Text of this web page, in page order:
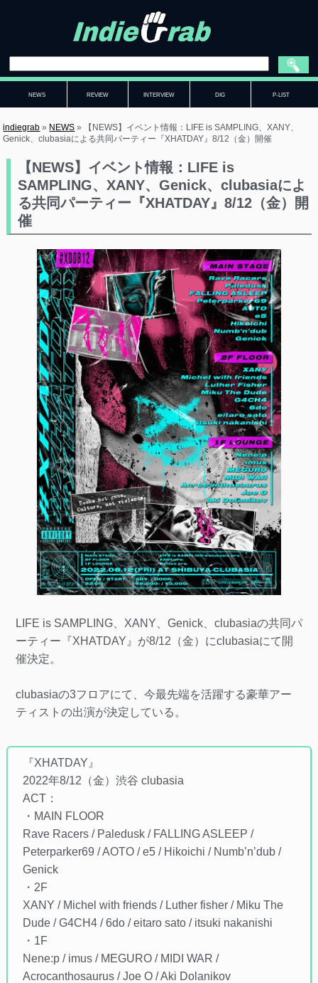
NEWS REVIEW INTERVIEW DIG P-LIST
indiegrab » NEWS »
【NEWS】イベント情報：LIFE is SAMPLING、XANY、
Genick、clubasiaによる共同パーティー『XHATDAY』8/12（金）開催
【NEWS】イベント情報：LIFE is
SAMPLING、XANY、Genick、clubasiaによ
る共同パーティー『XHATDAY』8/12（金）開
催
LIFE is SAMPLING、XANY、Genick、clubasiaの共同パ
ーティー『XHATDAY』が8/12（金）にclubasiaにて開
催決定。
clubasiaの3フロアにて、今最先端を活躍する豪華アー
ティストの出演が決定している。
『XHATDAY』
2022年8/12（金）渋谷 clubasia
ACT：
・MAIN FLOOR
Rave Racers / Paledusk / FALLING ASLEEP /
Peterparker69 / AOTO / e5 / Hikoichi / Numb’n’dub /
Genick
・2F
XANY / Michel with friends / Luther fisher / Miku The
Dude / G4CH4 / 6do / eitaro sato / itsuki nakanishi
・1F
Nene:p / imus / MEGURO / MIDI WAR /
Acrocanthosaurus / Joe O / Aki Dolanikov